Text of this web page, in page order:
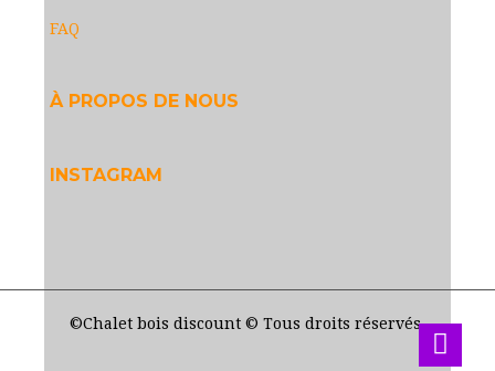
FAQ
À PROPOS DE NOUS
INSTAGRAM
©Chalet bois discount © Tous droits réservés.